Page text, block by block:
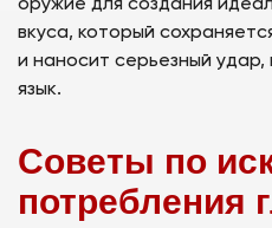
оружие для создания
вкуса, который
и наносит серьезный
язык.
Советы по
потребления